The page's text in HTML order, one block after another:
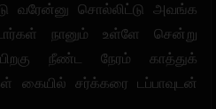
சொல்லிட்டு அவங்க
நானும் உள்ளே சென்று
நீண்ட நேரம் காத்துக்
கையில் சர்க்கரை டப்பாவுடன்